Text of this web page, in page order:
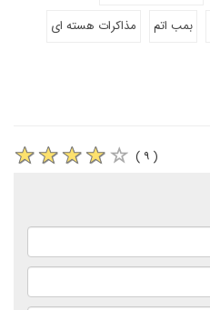
بمب اتم
مذاکرات هسته ای
( ۹ )